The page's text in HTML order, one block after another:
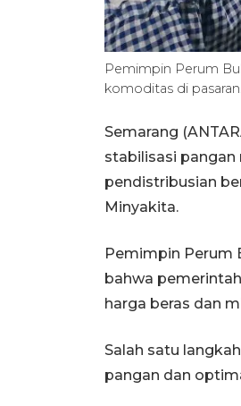
Pemimpin Perum
komoditas di
Semarang
stabilisasi pangan
pendistribusian
Minyakita.
Pemimpin Perum
bahwa
harga beras dan
Salah satu
pangan dan